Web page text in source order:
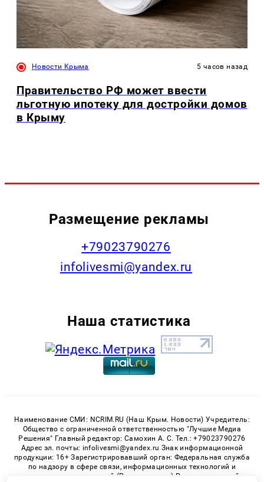
Новости Крыма 5 часов назад
Правительство РФ может ввести
льготную ипотеку для достройки домов
в Крыму
Размещение рекламы
+79023790276
infolivesmi@yandex.ru
Наша статистика
Наименование СМИ: NCRIM.RU (Наш Крым. Новости) Учредитель:
Общество с ограниченной ответственностью "Лучшие Медиа
Решения" Главный редактор: Самохин А. С. Тел.: +79023790276
Адрес эл. почты: infolivesmi@yandex.ru Знак информационной
продукции: 16+ Зарегистрировавший орган: Федеральная служба
по надзору в сфере связи, информационных технологий и
массовых коммуникаций (Роскомнадзор) Регистрационный